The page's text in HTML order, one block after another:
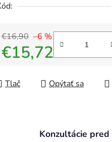
€16,90 –6 %
€15,72
Tlač Opýtať sa
Konzultácie pred